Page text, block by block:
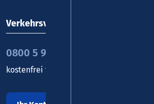
Verkehrsverbund Rhein-Mosel GmbH
0800 5 986 986
kostenfrei täglich 8 - 20 Uhr